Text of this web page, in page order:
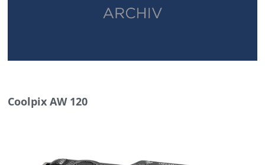
Coolpix AW 120